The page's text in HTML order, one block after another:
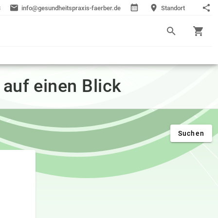
info@gesundheitspraxis-faerber.de Standort
einen Blick
Suchen